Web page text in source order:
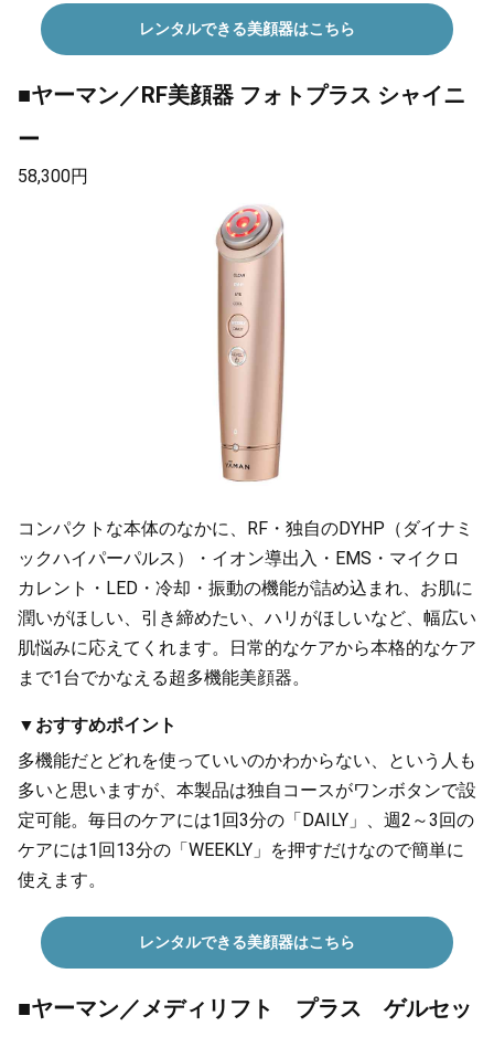
レンタルできる美顔器はこちら
■ヤーマン／RF美顔器 フォトプラス シャイニ
ー
58,300円
コンパクトな本体のなかに、RF・独自のDYHP（ダイナミ
ックハイパーパルス）・イオン導出入・EMS・マイクロ
カレント・LED・冷却・振動の機能が詰め込まれ、お肌に
潤いがほしい、引き締めたい、ハリがほしいなど、幅広い
肌悩みに応えてくれます。日常的なケアから本格的なケア
まで1台でかなえる超多機能美顔器。
▼おすすめポイント
多機能だとどれを使っていいのかわからない、という人も
多いと思いますが、本製品は独自コースがワンボタンで設
定可能。毎日のケアには1回3分の「DAILY」、週2～3回の
ケアには1回13分の「WEEKLY」を押すだけなので簡単に
使えます。
レンタルできる美顔器はこちら
■ヤーマン／メディリフト プラス ゲルセッ